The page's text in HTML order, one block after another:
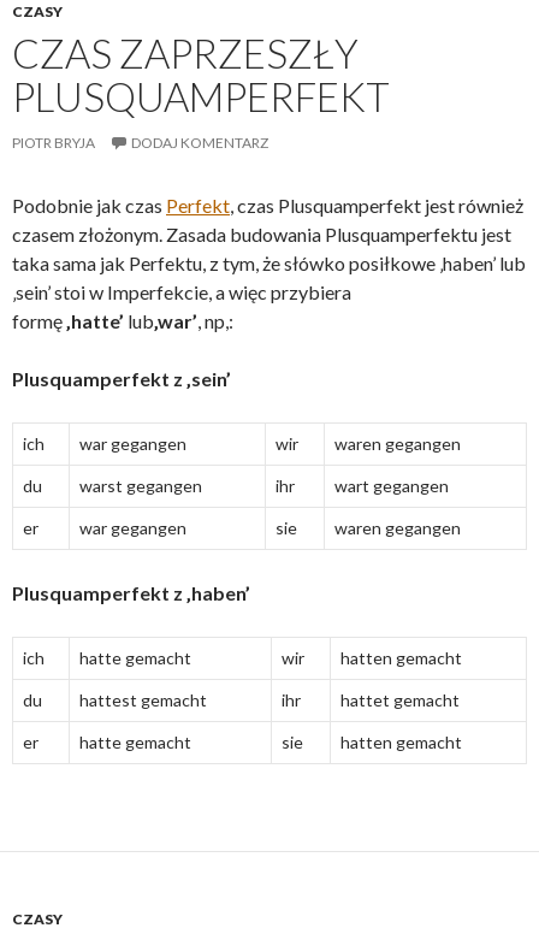
CZASY
CZAS ZAPRZESZŁY
PLUSQUAMPERFEKT
PIOTR BRYJA DODAJ KOMENTARZ
Podobnie jak czas Perfekt, czas Plusquamperfekt jest również
czasem złożonym. Zasada budowania Plusquamperfektu jest
taka sama jak Perfektu, z tym, że słówko posiłkowe ‚haben’ lub
‚sein’ stoi w Imperfekcie, a więc przybiera
formę‚hatte’ lub‚war’, np,:
Plusquamperfekt z ‚sein’
ich war gegangen wir waren gegangen
du warst gegangen ihr wart gegangen
er war gegangen sie waren gegangen
Plusquamperfekt z ‚haben’
ich hatte gemacht wir hatten gemacht
du hattest gemacht ihr hattet gemacht
er hatte gemacht sie hatten gemacht
CZASY